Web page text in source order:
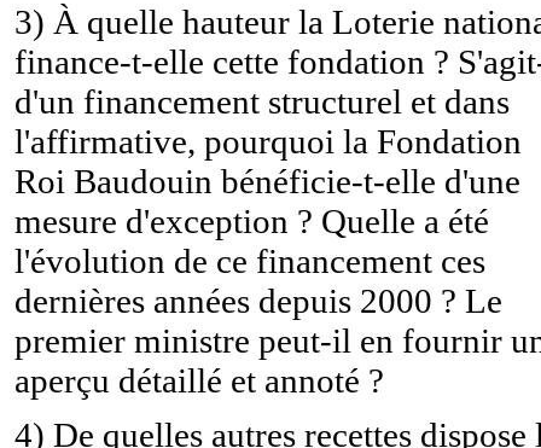
3) À quelle hauteur la Loterie
finance-t-elle cette fondation ?
d'un financement structurel et dans
l'affirmative, pourquoi la Fondation
Roi Baudouin bénéficie-t-elle d'une
mesure d'exception ? Quelle a été
l'évolution de ce financement ces
dernières années depuis 2000 ? Le
premier ministre peut-il en fournir
aperçu détaillé et annoté ?
4) De quelles autres recettes dispose